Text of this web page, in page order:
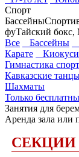
Спорт
Бассейны
фуТайский бокс,
Все
Бассейны
Карате
Гимнастика
Кавказские
Шахматы
Только
Занятия для
Аренда зала или
СЕКЦИИ